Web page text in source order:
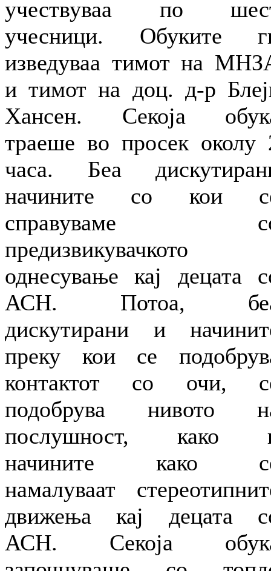
учествуваа по
учесници. Обуките
изведуваа тимот на
и тимот на доц. д-р
Хансен. Секоја
траеше во просек околу
часа. Беа
начините со кои
справуваме
предизвикувачкото
однесување кај децата
АСН. Потоа,
дискутирани и
преку кои се
контактот со очи,
подобрува нивото
послушност, како
начините како
намалуваат
движења кај децата
АСН. Секоја